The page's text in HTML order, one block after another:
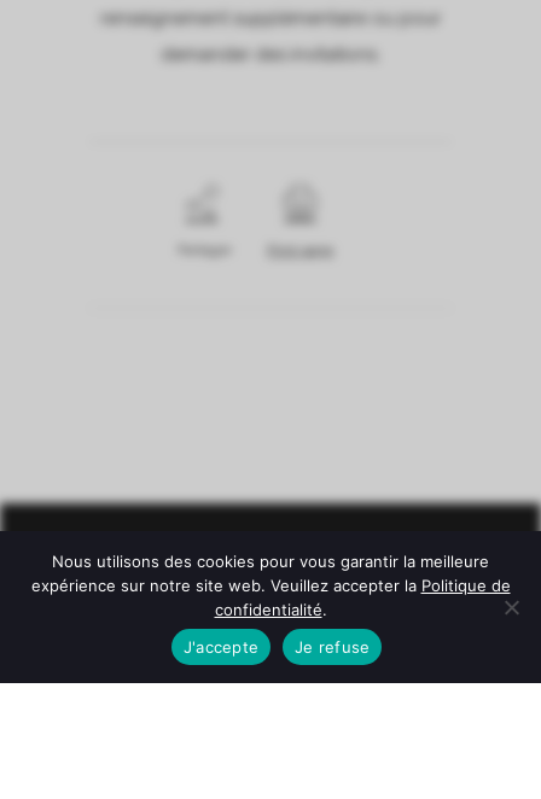
renseignement supplémentaire ou pour
demander des invitations.
© Château Mazeyres -Mentions légales
confidentialité-Conditions Générales de Vente
Nous utilisons des cookies pour vous garantir la meilleure
expérience sur notre site web. Veuillez accepter la Politique de
confidentialité.
J'accepte
Je refuse